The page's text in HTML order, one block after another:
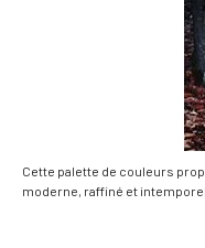
Cette palette de couleurs
moderne, raffiné et intemporel.